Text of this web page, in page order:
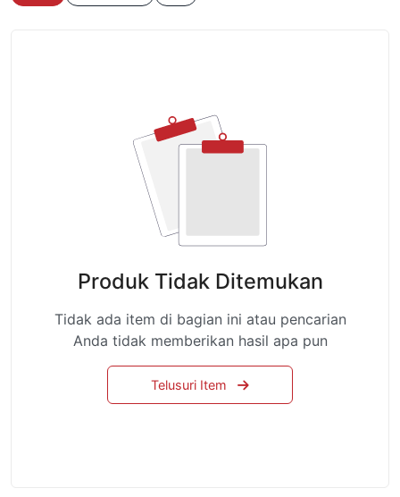
Produk Tidak Ditemukan
Tidak ada item di bagian ini atau pencarian
Anda tidak memberikan hasil apa pun
Telusuri Item